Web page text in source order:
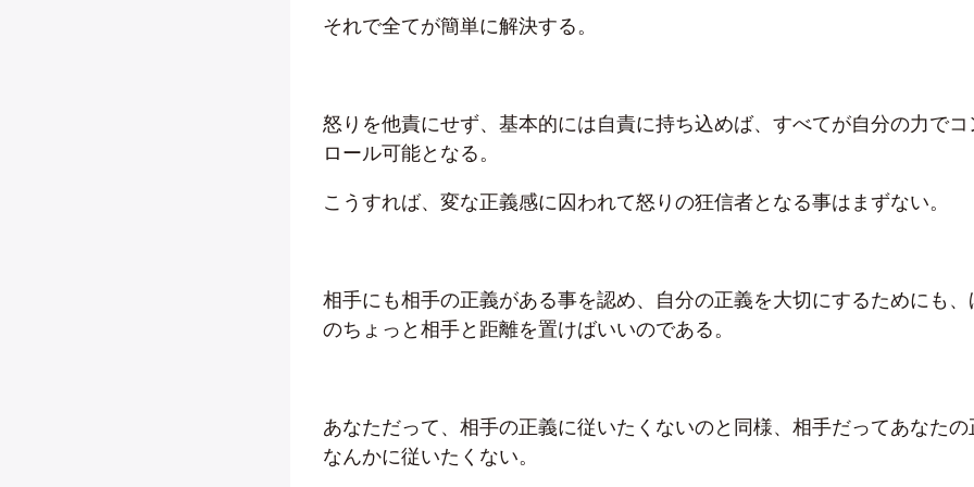
それで全てが簡単に解決する。
怒りを他責にせず、基本的には自責に持ち込めば、すべてが自分の力でコ
ロール可能となる。
こうすれば、変な正義感に囚われて怒りの狂信者となる事はまずない。
相手にも相手の正義がある事を認め、自分の正義を大切にするためにも、
のちょっと相手と距離を置けばいいのである。
あなただって、相手の正義に従いたくないのと同様、相手だってあなたの
なんかに従いたくない。